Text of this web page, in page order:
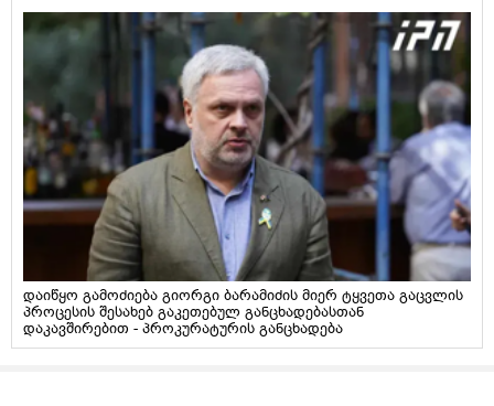
დაიწყო გამოძიება გიორგი ბარამიძის მიერ ტყვეთა გაცვლის
პროცესის შესახებ გაკეთებულ განცხადებასთან
დაკავშირებით - პროკურატურის განცხადება